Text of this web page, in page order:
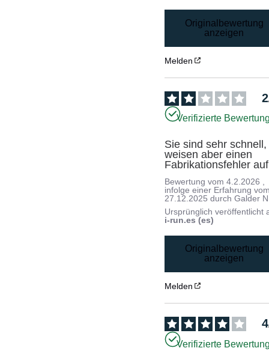
Originalbewertung
anzeigen
Melden
2
Verifizierte
Sie sind sehr schnell,
weisen aber einen
Fabrikationsfehler
Bewertung vom4.2.2026
infolge einer Erfahrung
27.12.2025 durchGalder
Ursprünglich veröffentlicht
i-run.es (es)
Originalbewertung
anzeigen
Melden
4
Verifizierte